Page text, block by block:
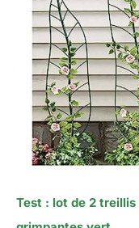
Test : lot de 2